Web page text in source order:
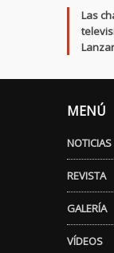
Las
MENÚ
NOTICIAS
REVISTA
GALERÍA
VÍDEOS